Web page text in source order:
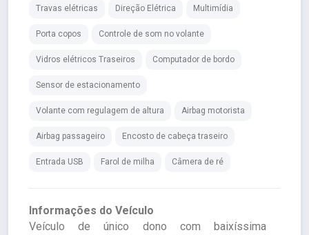
Travas elétricas Direção Elétrica Multimídia
Porta copos Controle de som no volante
Vidros elétricos Traseiros Computador de bordo
Sensor de estacionamento
Volante com regulagem de altura Airbag motorista
Airbag passageiro Encosto de cabeça traseiro
Entrada USB Farol de milha Câmera de ré
Informações do Veículo
Veículo de único dono com baixíssima